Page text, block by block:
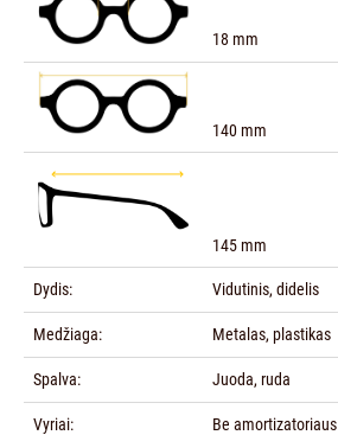
18 mm
140 mm
145 mm
Dydis: Vidutinis, didelis
Medžiaga: Metalas, plastikas
Spalva: Juoda, ruda
Vyriai: Be amortizatoriaus